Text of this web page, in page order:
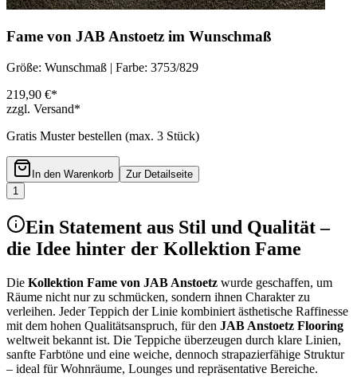
Fame von JAB Anstoetz im Wunschmaß
Größe: Wunschmaß | Farbe: 3753/829
219,90 €*
zzgl. Versand*
Gratis Muster bestellen (max. 3 Stück)
In den Warenkorb
Zur Detailseite
1
Ein Statement aus Stil und Qualität –
die Idee hinter der Kollektion Fame
Die Kollektion Fame von JAB Anstoetz wurde geschaffen, um
Räume nicht nur zu schmücken, sondern ihnen Charakter zu
verleihen. Jeder Teppich der Linie kombiniert ästhetische Raffinesse
mit dem hohen Qualitätsanspruch, für den JAB Anstoetz Flooring
weltweit bekannt ist. Die Teppiche überzeugen durch klare Linien,
sanfte Farbtöne und eine weiche, dennoch strapazierfähige Struktur
– ideal für Wohnräume, Lounges und repräsentative Bereiche.